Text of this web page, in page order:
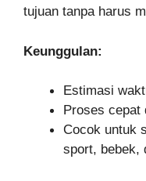
tujuan tanpa harus
Keunggulan:
Estimasi
Proses cepat
Cocok untuk
sport, bebek,